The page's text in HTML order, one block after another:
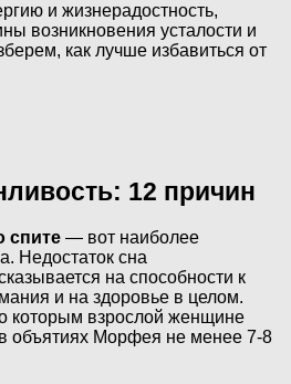
и жизнерадостность,
возникновения усталости и
как лучше избавиться от
12 причин
спите — вот наиболее
Недостаток сна
на способности к
и на здоровье в целом.
которым взрослой женщине
объятиях Морфея не менее 7-8